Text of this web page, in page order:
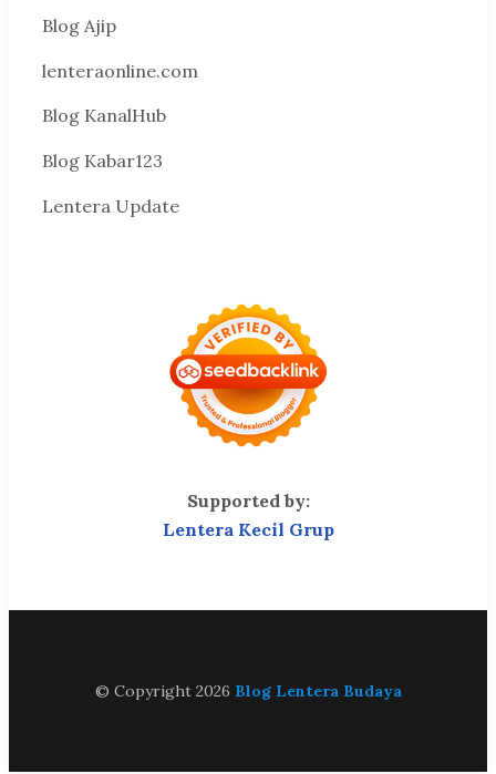
Blog Ajip
lenteraonline.com
Blog KanalHub
Blog Kabar123
Lentera Update
Supported by:
Lentera Kecil Grup
© Copyright 2026 Blog Lentera Budaya